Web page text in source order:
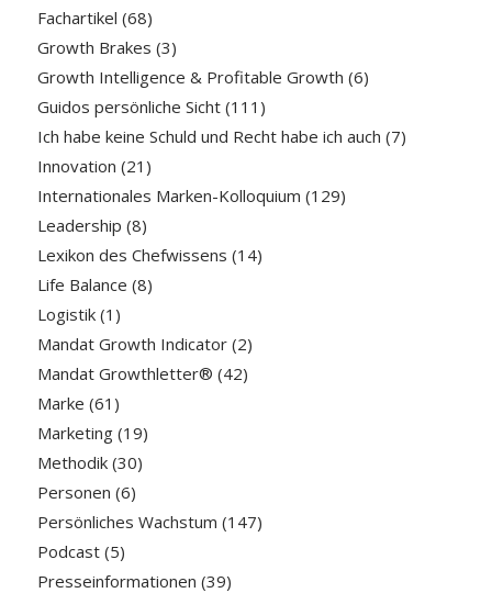
Fachartikel (68)
Growth Brakes (3)
Growth Intelligence & Profitable Growth (6)
Guidos persönliche Sicht(111)
Ich habe keine Schuld und Recht habe ich auch (7)
Innovation (21)
Internationales Marken-Kolloquium (129)
Leadership (8)
Lexikon des Chefwissens (14)
Life Balance (8)
Logistik(1)
Mandat Growth Indicator(2)
Mandat Growthletter® (42)
Marke (61)
Marketing(19)
Methodik(30)
Personen (6)
Persönliches Wachstum (147)
Podcast(5)
Presseinformationen (39)